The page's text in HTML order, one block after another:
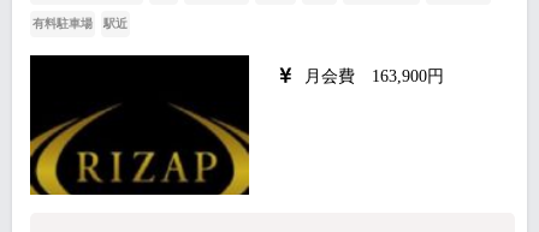
有料駐車場 駅近
月会費 163,900円